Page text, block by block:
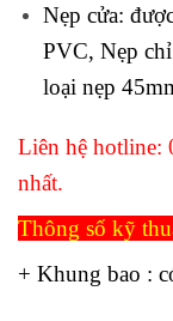
Nẹp cửa:
PVC, Nẹp
loại nẹp
Liên hệ hotline:
nhất.
Thông số kỹ
+ Khung bao :